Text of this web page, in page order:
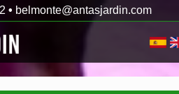
• belmonte@antasjardin.com